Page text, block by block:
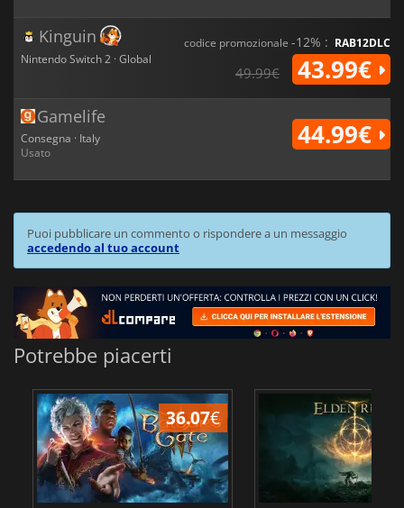
Kinguin
Nintendo Switch 2 · Global
codice promozionale -12% : RAB12DLC
49.99€ 43.99€
Gamelife
Consegna · Italy
Usato
44.99€
Puoi pubblicare un commento o rispondere a un messaggio
accedendo al tuo account
Potrebbe piacerti
36.07€